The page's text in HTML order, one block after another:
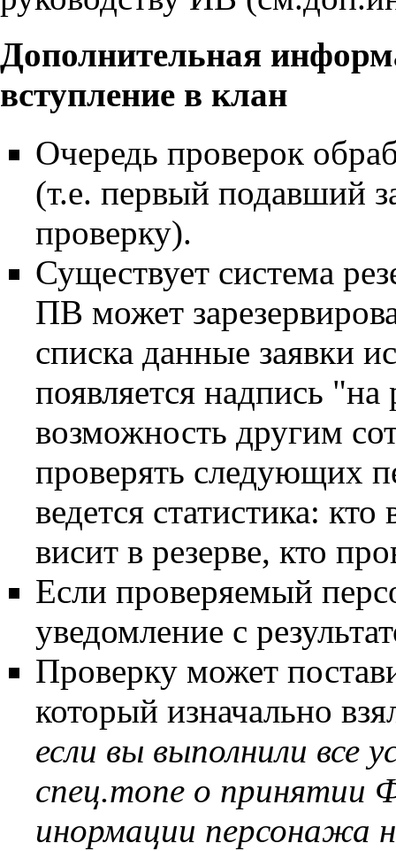
Дополнительная
вступление в клан
Очередь проверок
(т.е. первый подавший
проверку).
Существует система
ПВ может
списка данные заявки
появляется надпись
возможность другим
проверять следующих
ведется статистика: кто
висит в резерве, кто
Если проверяемый
уведомление с
Проверку может
который изначально
если вы выполнили все
спец.топе о принятии
инормации персонажа